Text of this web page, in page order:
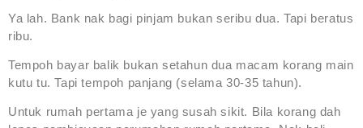
Ya lah. Bank nak bagi pinjam bukan seribu dua. Tapi beratus
ribu.
Tempoh bayar balik bukan setahun dua macam korang main
kutu tu. Tapi tempoh panjang (selama 30-35 tahun).
Untuk rumah pertama je yang susah sikit. Bila korang dah